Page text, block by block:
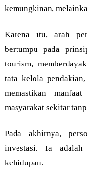
kemungkinan,
Karena itu, arah
bertumpu pada
tourism,
tata kelola
memastikan
masyarakat sekitar
Pada akhirnya,
investasi. Ia adalah
kehidupan.